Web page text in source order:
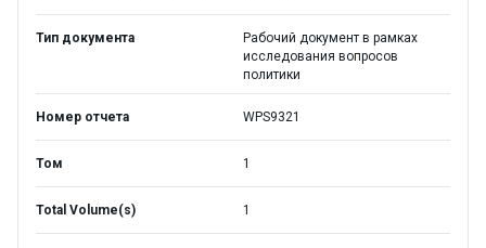
Тип документа
Рабочий документ в рамках
исследования вопросов
политики
Номер отчета WPS9321
Том 1
Total Volume(s) 1